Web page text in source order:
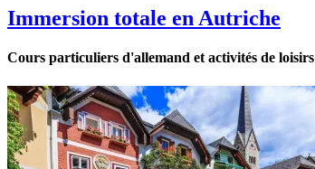
Immersion totale en Autriche
Cours particuliers d'allemand et activités de loisirs